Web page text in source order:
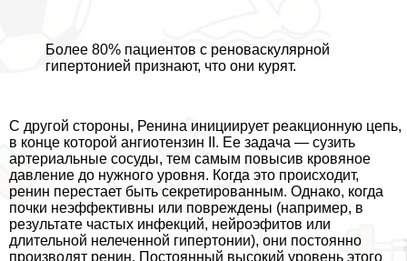
Более 80% пациентов с реноваскулярной
гипертонией признают, что они курят.
С другой стороны, Ренина инициирует реакционную цепь,
в конце которой ангиотензин II. Ее задача — сузить
артериальные сосуды, тем самым повысив кровяное
давление до нужного уровня. Когда это происходит,
ренин перестает быть секретированным. Однако, когда
почки неэффективны или повреждены (например, в
результате частых инфекций, нейроэфитов или
длительной нелеченной гипертонии), они постоянно
производят ренин. Постоянный высокий уровень этого